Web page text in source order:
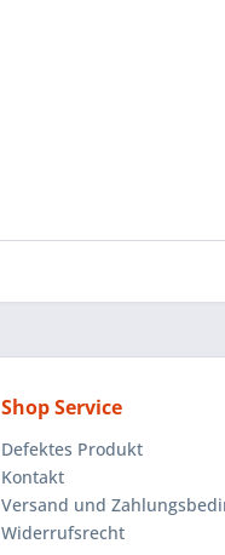
Shop Service
Defektes Produkt
Kontakt
Versand und
Widerrufsrecht